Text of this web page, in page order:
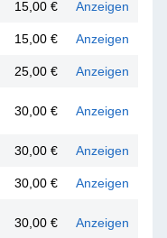
15,00 € Anzeigen
15,00 € Anzeigen
25,00 € Anzeigen
30,00 € Anzeigen
30,00 € Anzeigen
30,00 € Anzeigen
30,00 € Anzeigen